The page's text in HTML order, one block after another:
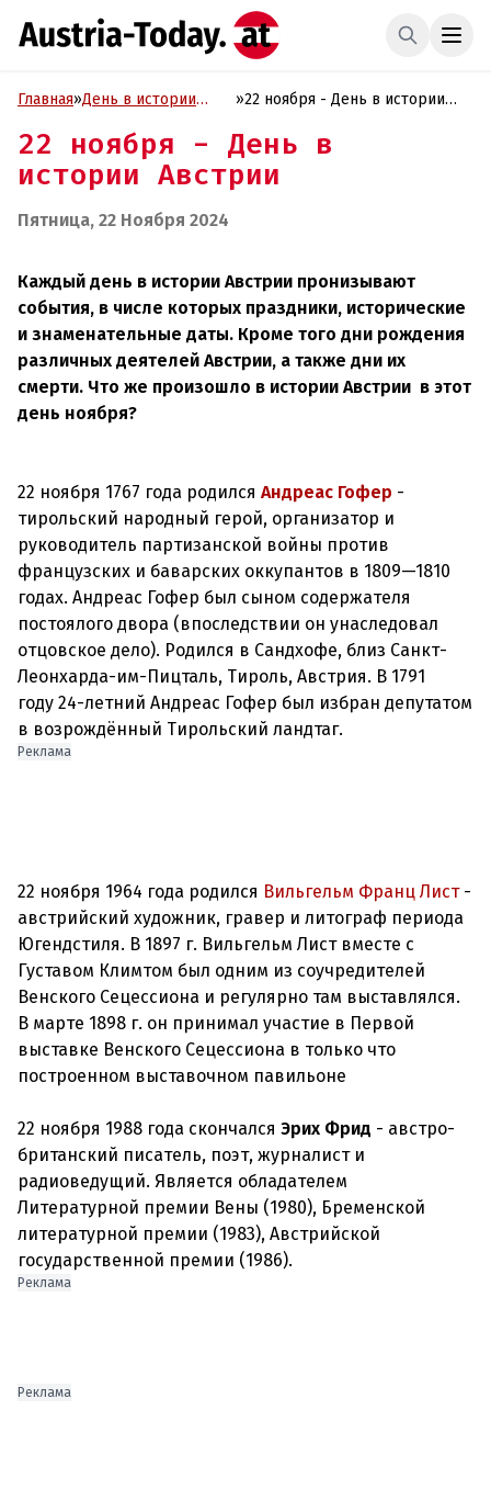
Главная»День в истории
»22 ноября - День в истории
22 ноября - День в
истории Австрии
Пятница, 22 Ноября 2024
Каждый день в истории Австрии пронизывают
события, в числе которых праздники, исторические
и знаменательные даты. Кроме того дни рождения
различных деятелей Австрии, а также дни их
смерти. Что же произошло в истории Австрии в этот
день ноября?
22 ноября 1767 года родился Андреас Гофер -
тирольский народный герой, организатор и
руководитель партизанской войны против
французских и баварских оккупантов в 1809—1810
годах. Андреас Гофер был сыном содержателя
постоялого двора (впоследствии он унаследовал
отцовское дело). Родился в Сандхофе, близ Санкт-
Леонхарда-им-Пицталь, Тироль, Австрия. В 1791
году 24-летний Андреас Гофер был избран депутатом
в возрождённый Тирольский ландтаг.
Реклама
22 ноября 1964 года родился Вильгельм Франц Лист-
австрийский художник, гравер и литограф периода
Югендстиля. В 1897 г. Вильгельм Лист вместе с
Густавом Климтом был одним из соучредителей
Венского Сецессиона и регулярно там выставлялся.
В марте 1898 г. он принимал участие в Первой
выставке Венского Сецессиона в только что
построенном выставочном павильоне
22 ноября 1988 года скончался Эрих Фрид - австро-
британский писатель, поэт, журналист и
радиоведущий. Является обладателем
Литературной премии Вены (1980), Бременской
литературной премии (1983), Австрийской
государственной премии (1986).
Реклама
Реклама